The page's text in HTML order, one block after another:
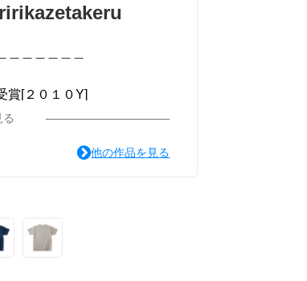
賞[２０１０Y]
＿＿＿＿＿＿
ル小説のみ.]
る
他の作品を見る